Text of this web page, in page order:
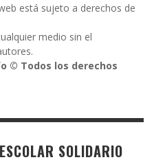
está sujeto a derechos de
medio sin el
© Todos los derechos
SOLIDARIO